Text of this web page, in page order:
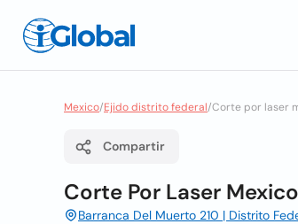
Mexico/Ejido distrito federal/Corte por laser
Compartir
Corte Por Laser
Barranca Del Muerto 210 | Distrito